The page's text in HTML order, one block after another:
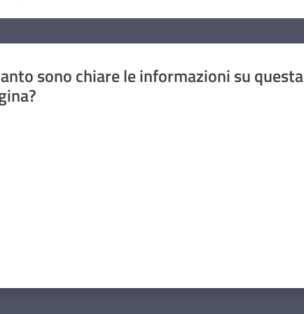
sono chiare le informazioni su questa